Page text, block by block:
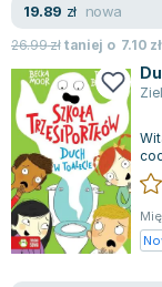
19.89 zł nowa
26.99złtaniej o 7.10 zł